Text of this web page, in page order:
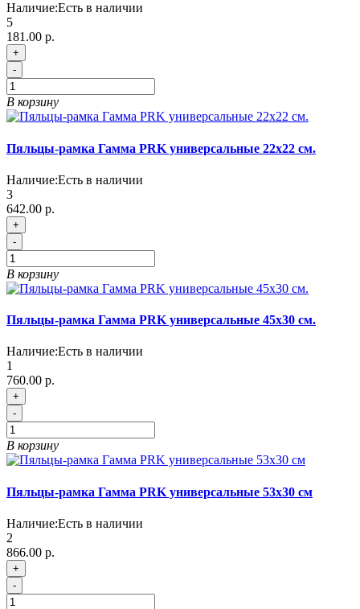
Наличие:Есть в наличии
5
181.00 р.
+
-
В корзину
Пяльцы-рамка Гамма PRK универсальные 22х22 см.
Наличие:Есть в наличии
3
642.00 р.
+
-
В корзину
Пяльцы-рамка Гамма PRK универсальные 45х30 см.
Наличие:Есть в наличии
1
760.00 р.
+
-
В корзину
Пяльцы-рамка Гамма PRK универсальные 53х30 см
Наличие:Есть в наличии
2
866.00 р.
+
-